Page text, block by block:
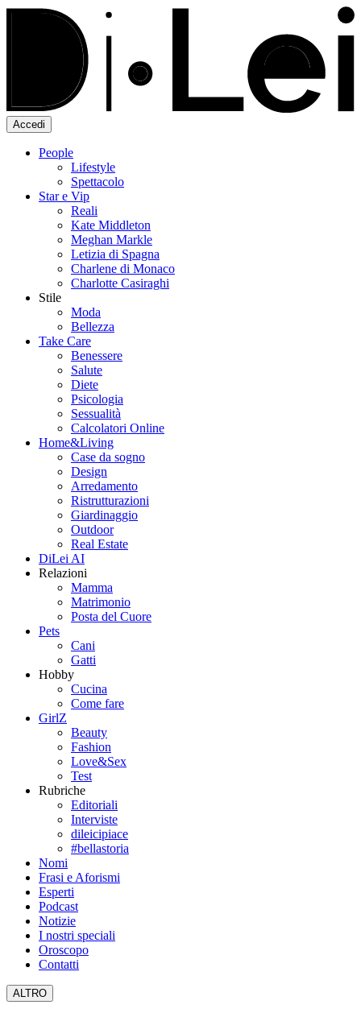
Accedi
People
Lifestyle
Spettacolo
Star e Vip
Reali
Kate Middleton
Meghan Markle
Letizia di Spagna
Charlene di Monaco
Charlotte Casiraghi
Stile
Moda
Bellezza
Take Care
Benessere
Salute
Diete
Psicologia
Sessualità
Calcolatori Online
Home&Living
Case da sogno
Design
Arredamento
Ristrutturazioni
Giardinaggio
Outdoor
Real Estate
DiLei AI
Relazioni
Mamma
Matrimonio
Posta del Cuore
Pets
Cani
Gatti
Hobby
Cucina
Come fare
GirlZ
Beauty
Fashion
Love&Sex
Test
Rubriche
Editoriali
Interviste
dileicipiace
#bellastoria
Nomi
Frasi e Aforismi
Esperti
Podcast
Notizie
I nostri speciali
Oroscopo
Contatti
ALTRO